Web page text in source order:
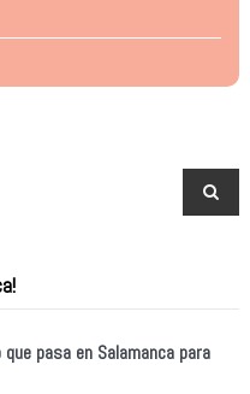
pasa en Salamanca para